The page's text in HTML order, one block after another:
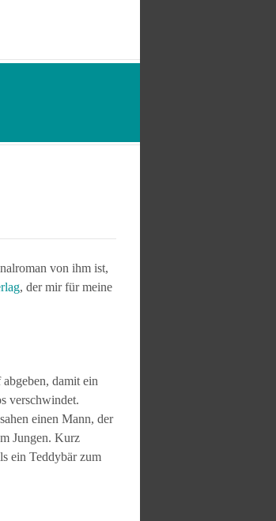
von ihm ist,
, der mir für meine
damit ein
verschwindet.
einen Mann, der
Jungen. Kurz
ein Teddybär zum